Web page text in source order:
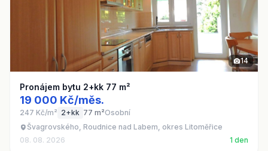
14
Pronájem bytu 2+kk 77 m²
19 000 Kč/měs.
247 Kč/m² 2+kk 77 m²Osobní
Švagrovského, Roudnice nad Labem, okres Litoměřice
08. 08. 2026
1 den